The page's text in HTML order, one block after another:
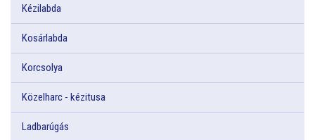
Kézilabda
Kosárlabda
Korcsolya
Közelharc - kézitusa
Ladbarúgás